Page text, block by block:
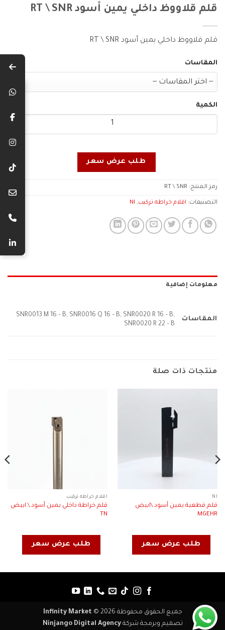
قلم قلاووظ داخلي يمين أسود RT \ SNR
قلم قلاووظ داخلي يمين أسود RT \ SNR
المقاسات
الكمية
طلب عرض سعر
رمز المنتج: RT \ SNR
التصنيفات: اقلام خراطه تركيب,
NI
معلومات إضافية
المقاسات
SNR0013 M 16 – B, SNR0016 Q 16 – B, SNR0020 R 16 – B,
SNR0020 R 22 – B
منتجات ذات صلة
NI
قلم قطعية يمين أسود \ابيض
MGEHR
طلب عرض سعر
اقلام خراطه تركيب
قلم خراطة داخلي يمين أسود \ ابيض
TN
طلب عرض سعر
جميع الحقوق محفوظة 2026 ©
Infinity Market
تصميم وبرمجة شركةNinjango Digital Agency